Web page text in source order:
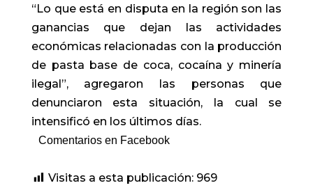
“Lo que está en disputa en la región son las
ganancias que dejan las actividades
económicas relacionadas con la producción
de pasta base de coca, cocaína y minería
ilegal”, agregaron las personas que
denunciaron esta situación, la cual se
intensificó en los últimos días.
Comentarios en Facebook
Visitas a esta publicación: 969